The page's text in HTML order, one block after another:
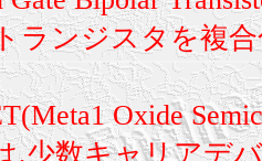
ランジスタを複
Oxide
,少数キャリアデ